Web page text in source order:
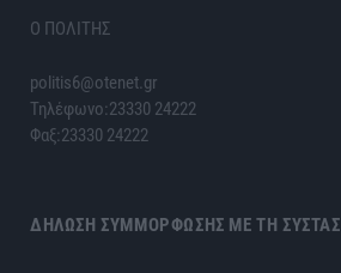
Ο ΠΟΛΙΤΗΣ
politis6@otenet.gr
Τηλέφωνο:23330 24222
Φαξ:23330 24222
ΔΉΛΩΣΗ ΣΥΜΜΌΡΦΩΣΗΣ ΜΕ ΤΗ